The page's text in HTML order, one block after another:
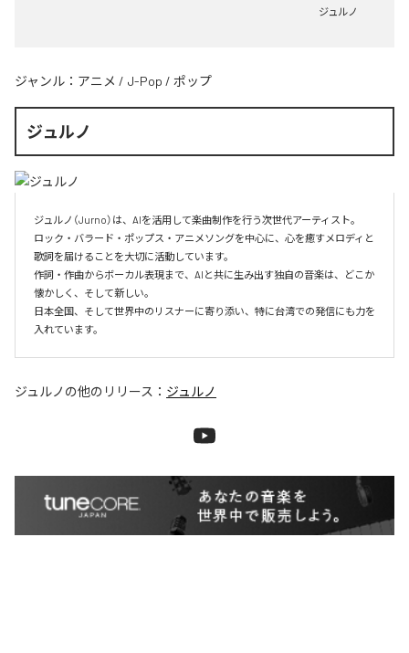
ジュルノ
ジャンル： アニメ / J-Pop / ポップ
ジュルノ
ジュルノ（Jurno）は、AIを活用して楽曲制作を行う次世代アーティスト。
ロック・バラード・ポップス・アニメソングを中心に、心を癒すメロディと
歌詞を届けることを大切に活動しています。
作詞・作曲からボーカル表現まで、AIと共に生み出す独自の音楽は、どこか
懐かしく、そして新しい。
日本全国、そして世界中のリスナーに寄り添い、特に台湾での発信にも力を
入れています。
ジュルノ の他のリリース： ジュルノ